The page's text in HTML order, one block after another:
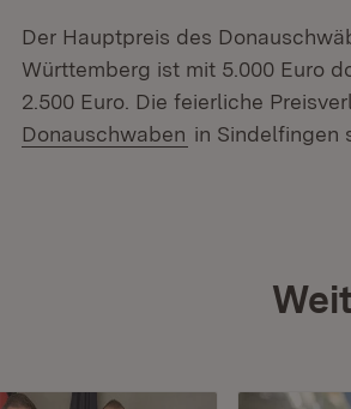
Der Hauptpreis des
Württemberg ist mit 5.000 Euro
2.500 Euro. Die feierliche
Donauschwaben (Öffnet in
in Sindelfingen